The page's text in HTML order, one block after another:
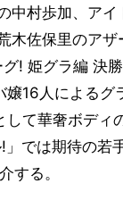
中村歩加、アイ
木佐保里のアザ
! 姫グラ編 決
嬢16人によるグ
して華奢ボディ
では期待の若
する。